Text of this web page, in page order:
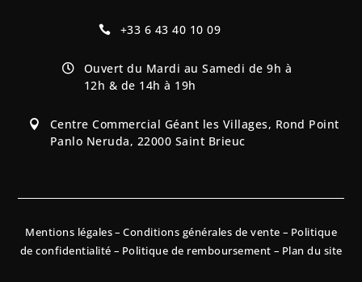
 +33 6 43 40 10 09

Ouvert du Mardi au Samedi de 9h à
12h & de 14h à 19h

Centre Commercial Géant les Villages, Rond Point
Panlo Neruda, 22000 Saint Brieuc
Mentions légales– Conditions générales de vente – Politique
de confidentialité – Politique de remboursement – Plan du site